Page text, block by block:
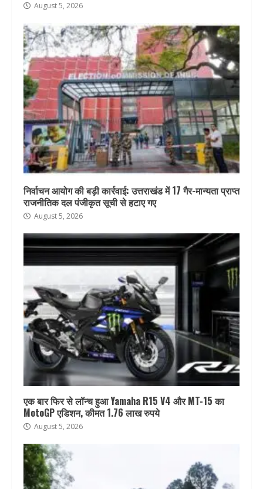
August 5, 2026
निर्वाचन आयोग की बड़ी कार्रवाई: उत्तराखंड में 17 गैर-मान्यता प्राप्त
राजनीतिक दल पंजीकृत सूची से हटाए गए
August 5, 2026
एक बार फिर से लॉन्च हुआ Yamaha R15 V4 और MT-15 का
MotoGP एडिशन, कीमत 1.76 लाख रुपये
August 5, 2026